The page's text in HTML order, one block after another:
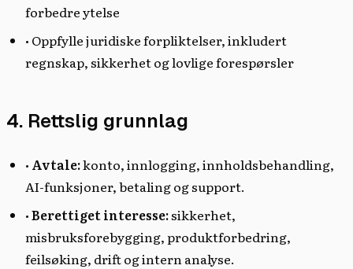
forbedre ytelse
• Oppfylle juridiske forpliktelser, inkludert
regnskap, sikkerhet og lovlige forespørsler
4. Rettslig grunnlag
• Avtale:konto, innlogging, innholdsbehandling,
AI-funksjoner, betaling og support.
•Berettiget interesse:sikkerhet,
misbruksforebygging, produktforbedring,
feilsøking, drift og intern analyse.